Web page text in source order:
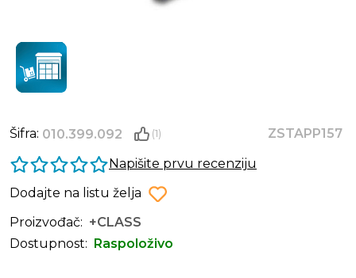
Šifra: 010.399.092 (1)
ZSTAPP157
Napišite prvu recenziju
Dodajte na listu želja
Proizvođač: +CLASS
Dostupnost:
Raspoloživo